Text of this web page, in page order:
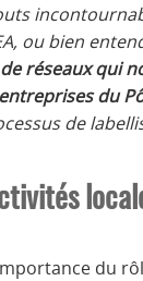
ou bien
réseaux qui
du
de
du